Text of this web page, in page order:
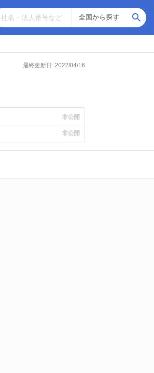
最終更新日: 2022/04/16
非公開
非公開